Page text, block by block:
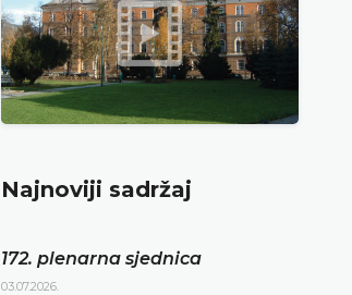
Najnoviji sadržaj
172. plenarna sjednica
03.07.2026.